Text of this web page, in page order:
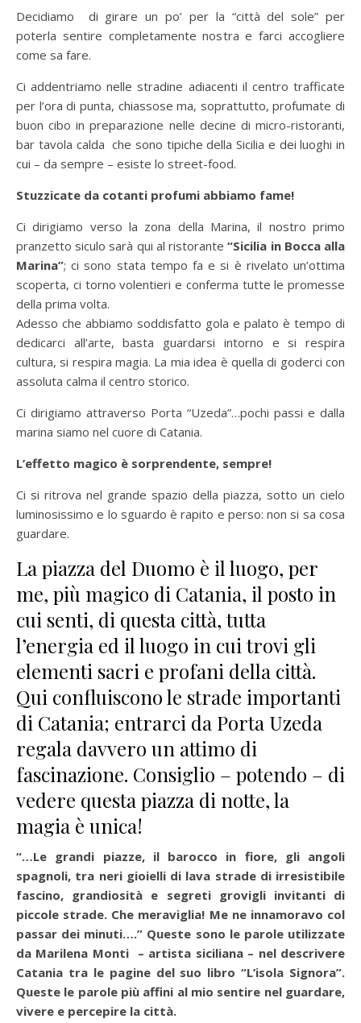
Decidiamo di girare un po’ per la “città del sole” per
poterla sentire completamente nostra e farci accogliere
come sa fare.
Ci addentriamo nelle stradine adiacenti il centro trafficate
per l’ora di punta, chiassose ma, soprattutto, profumate di
buon cibo in preparazione nelle decine di micro-ristoranti,
bar tavola calda che sono tipiche della Sicilia e dei luoghi in
cui – da sempre – esiste lo street-food.
Stuzzicate da cotanti profumi abbiamo fame!
Ci dirigiamo verso la zona della Marina, il nostro primo
pranzetto siculo sarà qui al ristorante “Sicilia in Bocca alla
Marina”; ci sono stata tempo fa e si è rivelato un’ottima
scoperta, ci torno volentieri e conferma tutte le promesse
della prima volta.
Adesso che abbiamo soddisfatto gola e palato è tempo di
dedicarci all’arte, basta guardarsi intorno e si respira
cultura, si respira magia. La mia idea è quella di goderci con
assoluta calma il centro storico.
Ci dirigiamo attraverso Porta “Uzeda”…pochi passi e dalla
marina siamo nel cuore di Catania.
L’effetto magico è sorprendente, sempre!
Ci si ritrova nel grande spazio della piazza, sotto un cielo
luminosissimo e lo sguardo è rapito e perso: non si sa cosa
guardare.
La piazza del Duomo è il luogo, per
me, più magico di Catania, il posto in
cui senti, di questa città, tutta
l’energia ed il luogo in cui trovi gli
elementi sacri e profani della città.
Qui confluiscono le strade importanti
di Catania; entrarci da Porta Uzeda
regala davvero un attimo di
fascinazione. Consiglio – potendo – di
vedere questa piazza di notte, la
magia è unica!
“…Le grandi piazze, il barocco in fiore, gli angoli
spagnoli, tra neri gioielli di lava strade di irresistibile
fascino, grandiosità e segreti grovigli invitanti di
piccole strade. Che meraviglia! Me ne innamoravo col
passar dei minuti….” Queste sono le parole utilizzate
da Marilena Monti – artista siciliana – nel descrivere
Catania tra le pagine del suo libro “L’isola Signora”.
Queste le parole più affini al mio sentire nel guardare,
vivere e percepire la città.